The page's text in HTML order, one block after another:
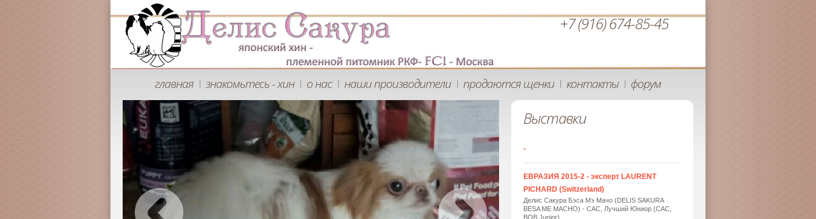
+7 (916) 674-85-45
главная | знакомьтесь - хин | о нас | наши производители | продаются щенки | контакты | форум
Выставки
-
ЕВРАЗИЯ 2015-2 - эксперт LAURENT
PICHARD (Switzerland)
Делис Сакура Бэса Мэ Мачо (DELIS SAKURA
BESA ME MACHO) - САС, Лучший Юниор (САС,
BOB Junior)